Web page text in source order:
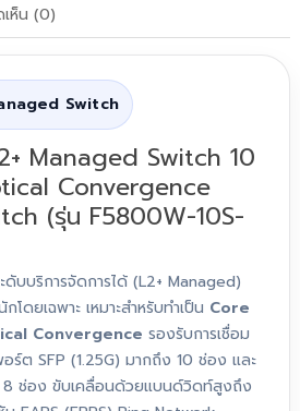
ห็น (0)
Switch
Managed Switch 10
Convergence
(รุ่น F5800W-10S-
บบริการจัดการได้ (L2+ Managed)
ดยเฉพาะ เหมาะสำหรับทำเป็น Core
Convergence รองรับการเชื่อม
ร์ต SFP (1.25G) มากถึง 10 ช่อง และ
ช่อง ขับเคลื่อนด้วยแบนด์วิดท์สูงถึง